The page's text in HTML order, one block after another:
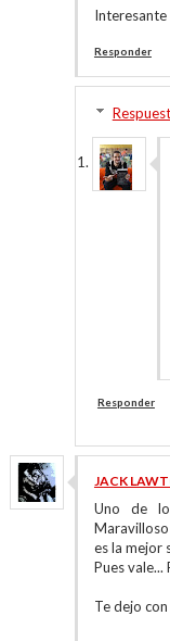
Interesante
Responder
Responder
JACK
Uno de
es la mejor
Pues vale...
Te dejo